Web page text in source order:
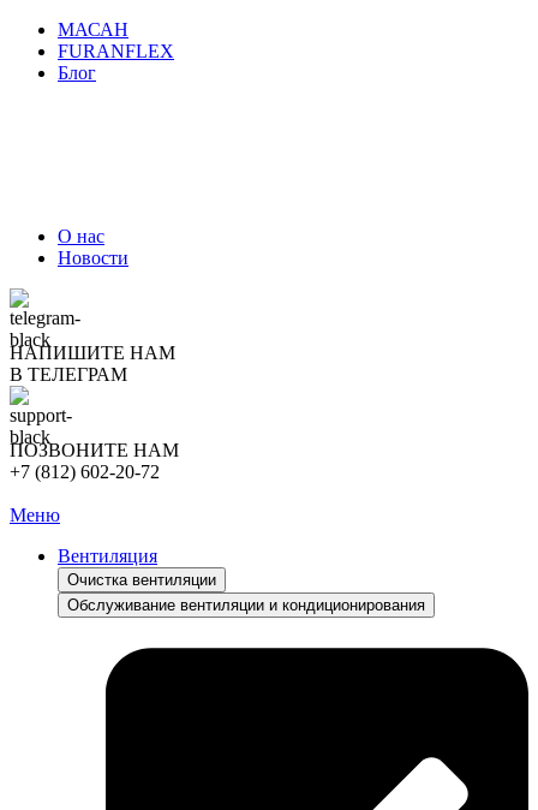
МАСАН
FURANFLEX
Блог
О нас
Новости
НАПИШИТЕ НАМ
В ТЕЛЕГРАМ
ПОЗВОНИТЕ НАМ
+7 (812) 602-20-72
Меню
Вентиляция
Очистка вентиляции
Обслуживание вентиляции и кондиционирования